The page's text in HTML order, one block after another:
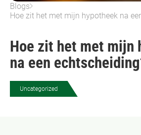
Blogs
Hoe zit het met mijn hypotheek na
Hoe zit het met mijn
na een
Uncategorized